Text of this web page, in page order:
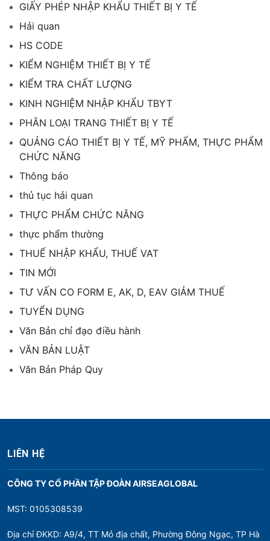
GIẤY PHÉP NHẬP KHẨU THIẾT BỊ Y TẾ
Hải quan
HS CODE
KIỂM NGHIỆM THIẾT BỊ Y TẾ
KIỂM TRA CHẤT LƯỢNG
KINH NGHIỆM NHẬP KHẨU TBYT
PHÂN LOẠI TRANG THIẾT BỊ Y TẾ
QUẢNG CÁO THIẾT BỊ Y TẾ, MỸ PHẨM, THỰC PHẨM
CHỨC NĂNG
Thông báo
thủ tục hải quan
THỰC PHẨM CHỨC NĂNG
thực phẩm thường
THUẾ NHẬP KHẨU, THUẾ VAT
TIN MỚI
TƯ VẤN CO FORM E, AK, D, EAV GIẢM THUẾ
TUYỂN DỤNG
Văn Bản chỉ đạo điều hành
VĂN BẢN LUẬT
Văn Bản Pháp Quy
LIÊN HỆ
CÔNG TY CỔ PHẦN TẬP ĐOÀN AIRSEAGLOBAL
MST: 0105308539
Địa chỉ ĐKKD: A9/4, TT Mỏ địa chất, Phường Đông Ngạc, TP Hà